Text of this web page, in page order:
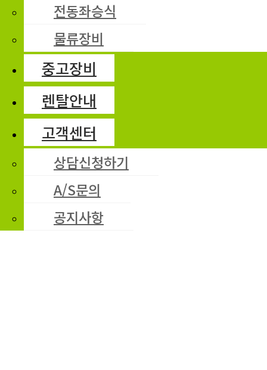
전동좌승식
물류장비
중고장비
렌탈안내
고객센터
상담신청하기
A/S문의
공지사항